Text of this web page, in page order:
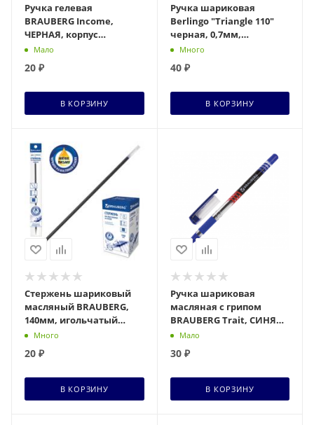
Ручка гелевая
BRAUBERG Income,
ЧЕРНАЯ, корпус
тонированный, игольч.
0,35мм, 141517
Мало
20 ₽
В КОРЗИНУ
Ручка шариковая
Berlingo "Triangle 110"
черная, 0,7мм,
трехгран., грип
Много
40₽
В КОРЗИНУ
Стержень шариковый
масляный BRAUBERG,
140мм, игольчатый
наконечник, 0,7 мм,
подвес, 170234, синий
Много
20 ₽
В КОРЗИНУ
Ручка шариковая
масляная с грипом
BRAUBERG Trait, СИНЯЯ,
печать, узел 0,7мм,
линия 0,35мм, 142697
Мало
30₽
В КОРЗИНУ